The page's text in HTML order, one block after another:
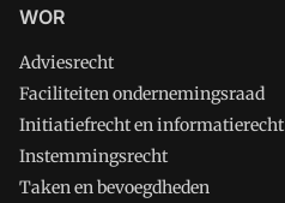
WOR
Adviesrecht
Faciliteiten ondernemingsraad
Initiatiefrecht en informatierecht
Instemmingsrecht
Taken en bevoegdheden